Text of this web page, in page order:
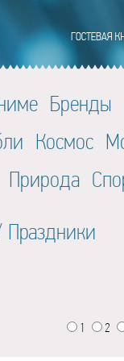
Бренды
Космос
Природа
Праздники
1 2